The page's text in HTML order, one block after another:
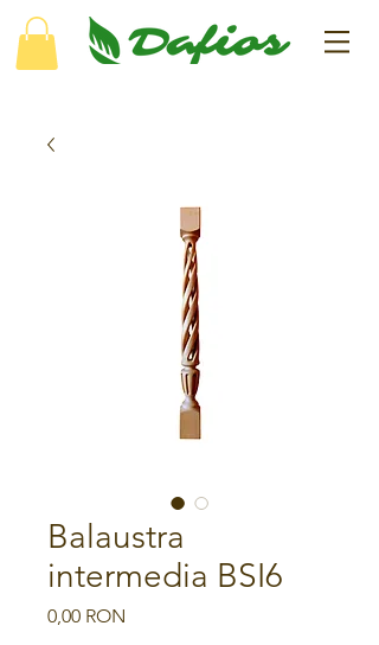
Balaustra
intermedia BSI6
0,00 RON